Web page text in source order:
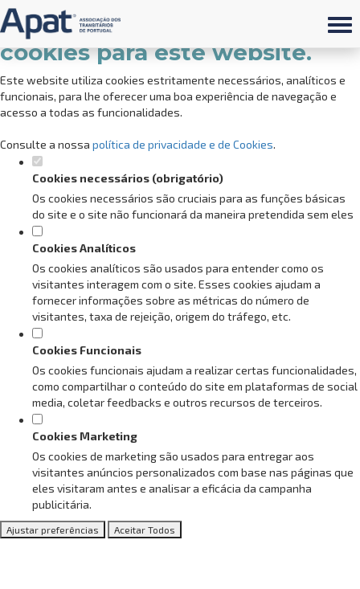
Defina as suas preferências de
cookies para este website.
Este website utiliza cookies estritamente necessários, analíticos e
funcionais, para lhe oferecer uma boa experiência de navegação e
acesso a todas as funcionalidades.
Consulte a nossa política de privacidade e de Cookies.
Cookies necessários (obrigatório)
Os cookies necessários são cruciais para as funções básicas
do site e o site não funcionará da maneira pretendida sem eles
Cookies Analíticos
Os cookies analíticos são usados para entender como os
visitantes interagem com o site. Esses cookies ajudam a
fornecer informações sobre as métricas do número de
visitantes, taxa de rejeição, origem do tráfego, etc.
Cookies Funcionais
Os cookies funcionais ajudam a realizar certas funcionalidades,
como compartilhar o conteúdo do site em plataformas de social
media, coletar feedbacks e outros recursos de terceiros.
Cookies Marketing
Os cookies de marketing são usados para entregar aos
visitantes anúncios personalizados com base nas páginas que
eles visitaram antes e analisar a eficácia da campanha
publicitária.
Ajustar preferências Aceitar Todos